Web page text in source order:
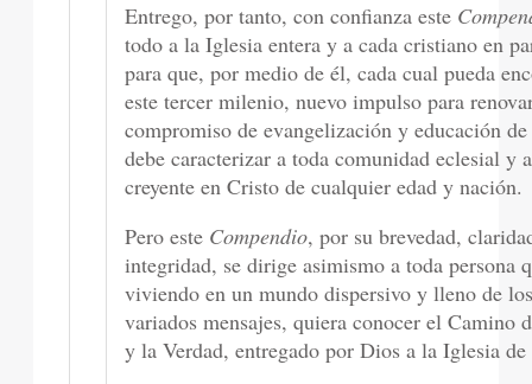
Entrego, por tanto, con confianza este
todo a la Iglesia entera y a cada cristiano en
para que, por medio de él, cada cual pueda
este tercer milenio, nuevo impulso para
compromiso de evangelización y educación
debe caracterizar a toda comunidad eclesial y
creyente en Cristo de cualquier edad y nación.
Pero este Compendio, por su brevedad,
integridad, se dirige asimismo a toda persona
viviendo en un mundo dispersivo y lleno de
variados mensajes, quiera conocer el Camino
y la Verdad, entregado por Dios a la Iglesia